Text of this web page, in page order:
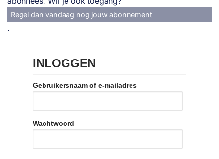
Regel dan vandaag nog jouw abonnement
.
INLOGGEN
Gebruikersnaam of e-mailadres
Wachtwoord